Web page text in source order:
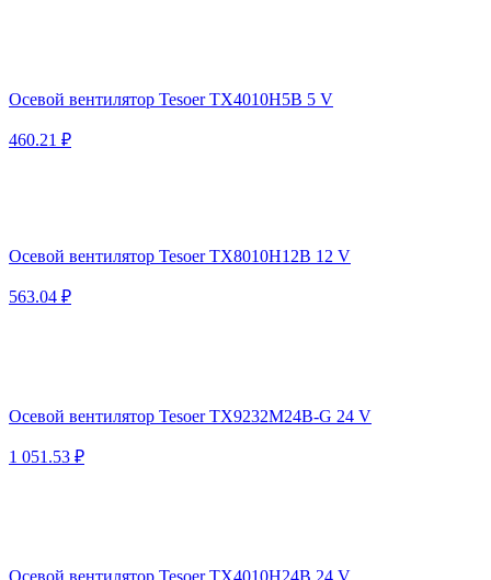
Осевой вентилятор Tesoer TX4010H5B 5 V
460.21 ₽
Осевой вентилятор Tesoer TX8010H12B 12 V
563.04 ₽
Осевой вентилятор Tesoer TX9232M24B-G 24 V
1 051.53 ₽
Осевой вентилятор Tesoer TX4010H24B 24 V